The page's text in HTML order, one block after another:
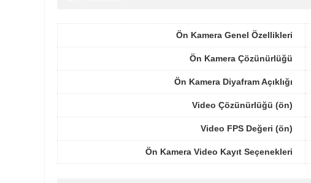
Ön Kamera Genel Özellikleri
Ön Kamera Çözünürlüğü
Ön Kamera Diyafram Açıklığı
Video Çözünürlüğü (ön)
Video FPS Değeri (ön)
Ön Kamera Video Kayıt Seçenekleri